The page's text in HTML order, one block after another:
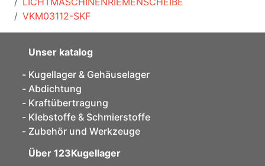
VKM03112-SKF
Unser katalog
Kugellager & Gehäuselager
Abdichtung
Kraftübertragung
Klebstoffe & Schmierstoffe
Zubehör und Werkzeuge
Über 123Kugellager